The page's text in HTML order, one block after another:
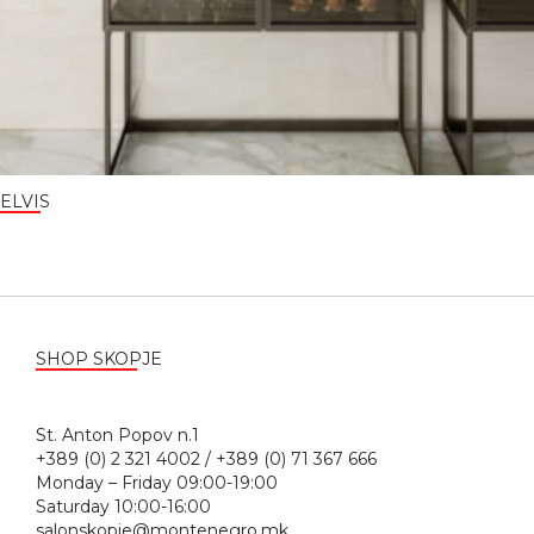
ELVIS
SHOP SKOPJE
St. Anton Popov n.1
+389 (0) 2 321 4002 / +389 (0) 71 367 666
Monday – Friday 09:00-19:00
Saturday 10:00-16:00